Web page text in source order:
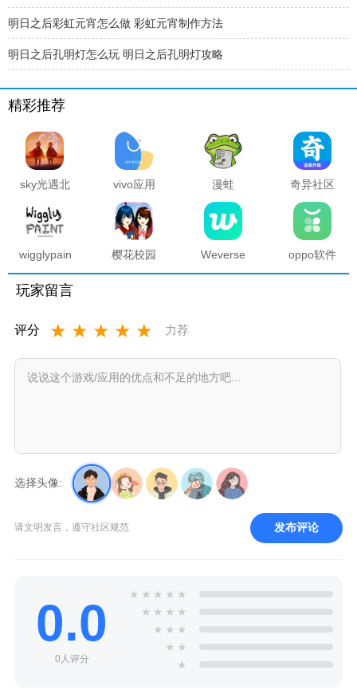
明日之后彩虹元宵怎么做 彩虹元宵制作方法
明日之后孔明灯怎么玩 明日之后孔明灯攻略
精彩推荐
sky光遇北
解锁版
vivo应用
正版
漫蛙
官方正版
奇异社区
载安装
2025最新
版本
wigglypaint
樱花校园
Weverse
oppo软件
玩家留言
评分 ★ ★ ★ ★ ★ 力荐
选择头像:
请文明发言，遵守社区规范 发布评论
0.0
0人评分
★ ★ ★ ★ ★
★ ★ ★ ★
★ ★ ★
★ ★
★